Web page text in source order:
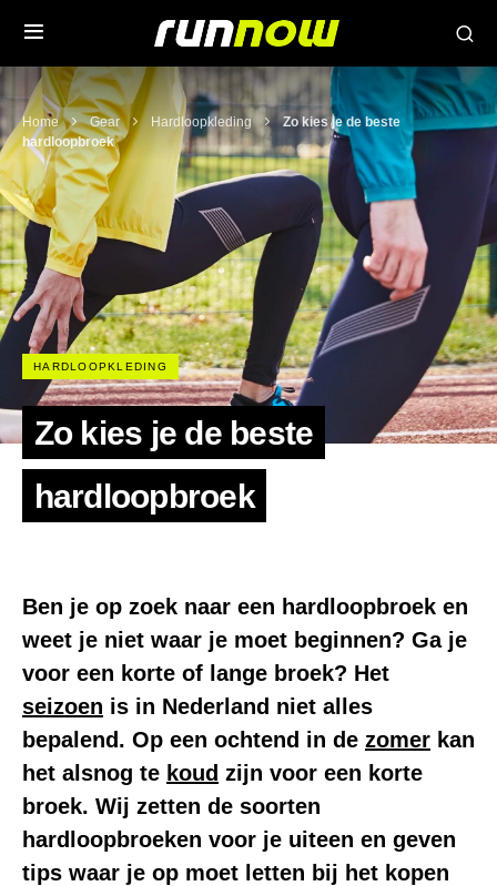
Home Gear Hardloopkleding
Zo kies je de beste
hardloopbroek
HARDLOOPKLEDING
Zo kies je de beste
hardloopbroek
Ben je op zoek naar een hardloopbroek en
weet je niet waar je moet beginnen? Ga je
voor een korte of lange broek? Het
seizoen is in Nederland niet alles
bepalend. Op een ochtend in de zomer kan
het alsnog te koud zijn voor een korte
broek. Wij zetten de soorten
hardloopbroeken voor je uiteen en geven
tips waar je op moet letten bij het kopen